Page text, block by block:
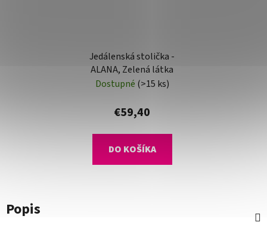
Jedálenská stolička -
ALANA, Zelená látka
Dostupné (>15 ks)
€59,40
DO KOŠÍKA
Popis